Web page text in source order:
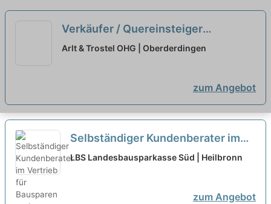
Verkäufer / Quereinsteiger
Frischetheke (m/w/d) neu
Arlt & Trostel OHG | Oberderdingen
zum Angebot
Selbständiger Kundenberater im
Vertrieb für Bausparen und
LBS Landesbausparkasse Süd | Heilbronn
zum Angebot